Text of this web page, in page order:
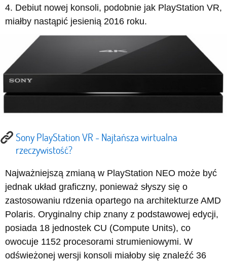
4. Debiut nowej konsoli, podobnie jak PlayStation VR,
miałby nastąpić jesienią 2016 roku.
Sony PlayStation VR - Najtańsza wirtualna
rzeczywistość?
Najważniejszą zmianą w PlayStation NEO może być
jednak układ graficzny, ponieważ słyszy się o
zastosowaniu rdzenia opartego na architekturze AMD
Polaris. Oryginalny chip znany z podstawowej edycji,
posiada 18 jednostek CU (Compute Units), co
owocuje 1152 procesorami strumieniowymi. W
odświeżonej wersji konsoli miałoby się znaleźć 36